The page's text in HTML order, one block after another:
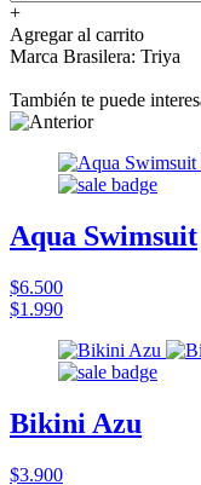
+
Agregar al carrito
Marca Brasilera: Triya
También te puede
Aqua Swimsuit
$6.500
$1.990
Bikini Azu
$3.900